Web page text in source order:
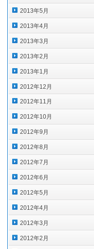
2013年5月
2013年4月
2013年3月
2013年2月
2013年1月
2012年12月
2012年11月
2012年10月
2012年9月
2012年8月
2012年7月
2012年6月
2012年5月
2012年4月
2012年3月
2012年2月